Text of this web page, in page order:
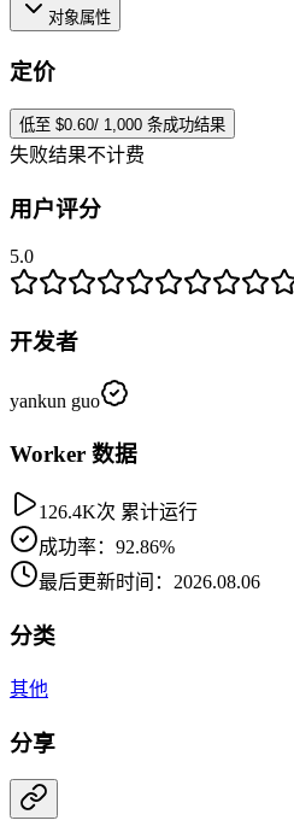
对象属性
定价
低至 $0.60/ 1,000 条成功结果
失败结果不计费
用户评分
5.0
开发者
yankun guo
Worker 数据
126.4K次 累计运行
成功率：92.86%
最后更新时间：2026.08.06
分类
其他
分享